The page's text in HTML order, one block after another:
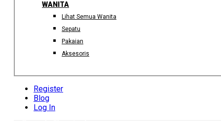
WANITA
Lihat Semua Wanita
Sepatu
Pakaian
Aksesoris
Register
Blog
Log In